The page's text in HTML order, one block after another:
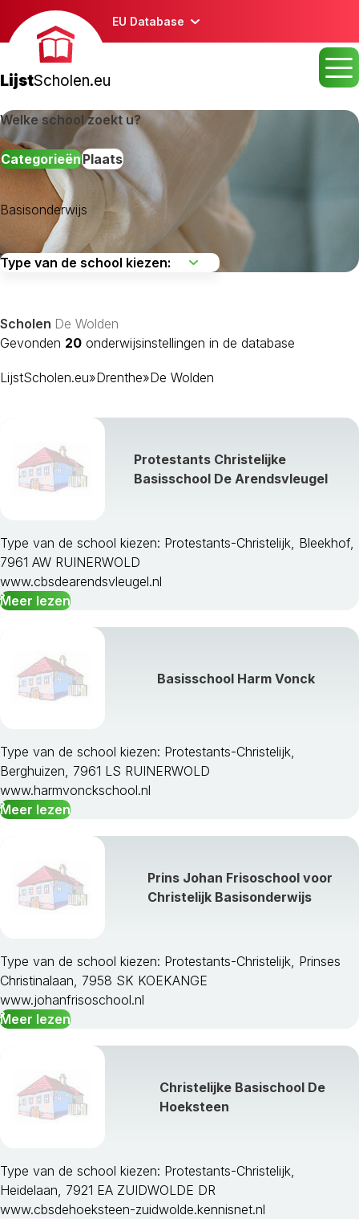
EU Database
LijstScholen.eu
Welke school zoekt u?
CategorieënPlaats
Basisonderwijs
Coevorden
Meppel
Noordenveld
Tynaarlo
Scholen De Wolden
Gevonden 20 onderwijsinstellingen in de database
LijstScholen.eu»Drenthe»De Wolden
Protestants Christelijke
Basisschool De Arendsvleugel
Type van de school kiezen: Protestants-Christelijk, Bleekhof,
7961 AW RUINERWOLD
www.cbsdearendsvleugel.nl
Meer lezen
Basisschool Harm Vonck
Type van de school kiezen: Protestants-Christelijk,
Berghuizen, 7961 LS RUINERWOLD
www.harmvonckschool.nl
Meer lezen
Prins Johan Frisoschool voor
Christelijk Basisonderwijs
Type van de school kiezen: Protestants-Christelijk, Prinses
Christinalaan, 7958 SK KOEKANGE
www.johanfrisoschool.nl
Meer lezen
Christelijke Basischool De
Hoeksteen
Type van de school kiezen: Protestants-Christelijk,
Heidelaan, 7921 EA ZUIDWOLDE DR
www.cbsdehoeksteen-zuidwolde.kennisnet.nl